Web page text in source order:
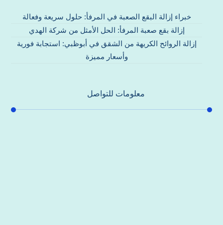
خبراء إزالة البقع الصعبة في المرفأ: حلول سريعة وفعالة
إزالة بقع صعبة المرفأ: الحل الأمثل من شركة الهدي
إزالة الروائح الكريهة من الشقق في أبوظبي: استجابة فورية
وأسعار مميزة
معلومات للتواصل